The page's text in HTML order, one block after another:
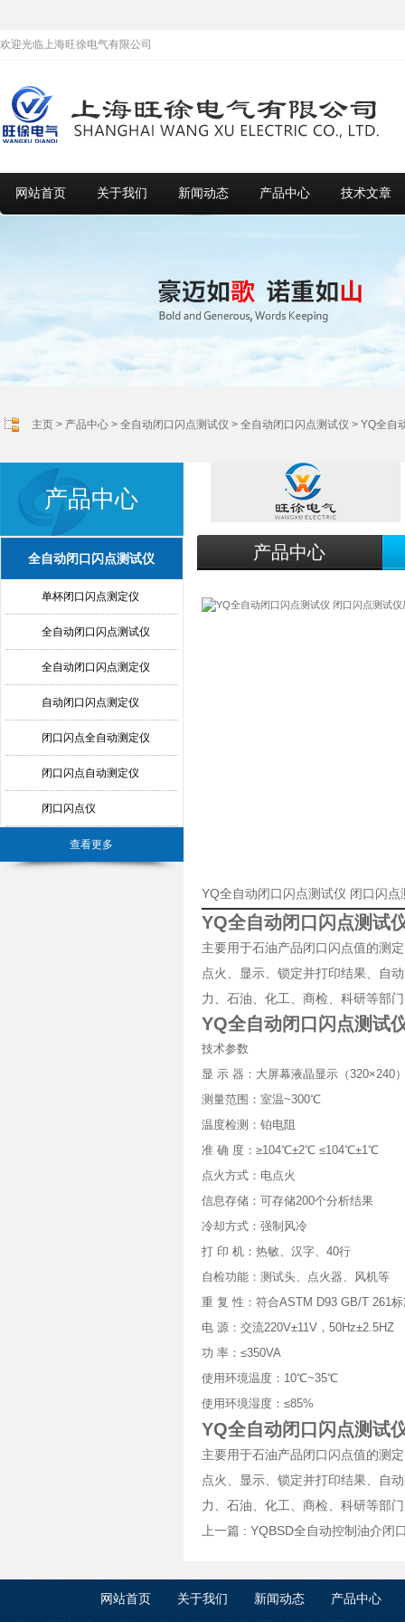
欢迎光临上海旺徐电气有限公司
网站首页 关于我们 新闻动态 产品中心 技术文章
主页 > 产品中心 > 全自动闭口闪点测试仪 > 全自动闭口闪点测试仪 > YQ全自
产品中心
全自动闭口闪点测试仪
单杯闭口闪点测定仪
全自动闭口闪点测试仪
全自动闭口闪点测定仪
自动闭口闪点测定仪
闭口闪点全自动测定仪
闭口闪点自动测定仪
闭口闪点仪
查看更多
产品中心
YQ全自动闭口闪点测试仪 闭口闪
YQ全自动闭口闪点测试
主要用于石油产品闭口闪点值的测
点火、显示、锁定并打印结果、自
力、石油、化工、商检、科研等部
YQ全自动闭口闪点测试
技术参数
显 示 器：大屏幕液晶显示（320×240
测量范围：室温~300℃
温度检测：铂电阻
准 确 度：≥104℃±2℃ ≤104℃±1℃
点火方式：电点火
信息存储：可存储200个分析结果
冷却方式：强制风冷
打 印 机：热敏、汉字、40行
自检功能：测试头、点火器、风机等
重 复 性：符合ASTM D93 GB/T 261
电 源：交流220V±11V，50Hz±2.5HZ
功 率：≤350VA
使用环境温度：10℃~35℃
使用环境湿度：≤85%
YQ全自动闭口闪点测试
主要用于石油产品闭口闪点值的测
点火、显示、锁定并打印结果、自
力、石油、化工、商检、科研等部
上一篇 : YQBSD全自动控制油介闭
网站首页 关于我们 新闻动态 产品中心